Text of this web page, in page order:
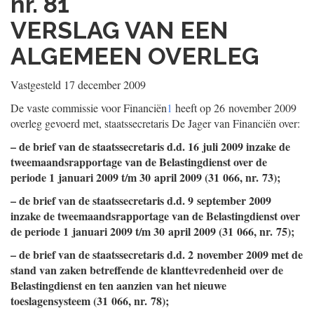
VERSLAG VAN EEN
ALGEMEEN OVERLEG
Vastgesteld 17 december 2009
De vaste commissie voor Financiën1 heeft op 26 november 2009
overleg gevoerd met, staatssecretaris De Jager van Financiën over:
– de brief van de staatssecretaris d.d. 16 juli 2009 inzake de
tweemaandsrapportage van de Belastingdienst over de
periode 1 januari 2009 t/m 30 april 2009 (31 066, nr. 73);
– de brief van de staatssecretaris d.d. 9 september 2009
inzake de tweemaandsrapportage van de Belastingdienst over
de periode 1 januari 2009 t/m 30 april 2009 (31 066, nr. 75);
– de brief van de staatssecretaris d.d. 2 november 2009 met de
stand van zaken betreffende de klanttevredenheid over de
Belastingdienst en ten aanzien van het nieuwe
toeslagensysteem (31 066, nr. 78);